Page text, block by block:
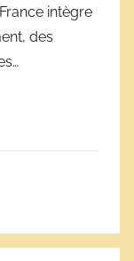
intègre
des